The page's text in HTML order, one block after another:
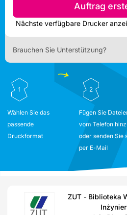
Auftrag
Brauchen Sie Unterstützung?
1
Wählen Sie das
passende
Druckformat
2
Fügen Sie
vom Telefon
oder senden Sie
per E-Mail
ZUT - Biblioteka